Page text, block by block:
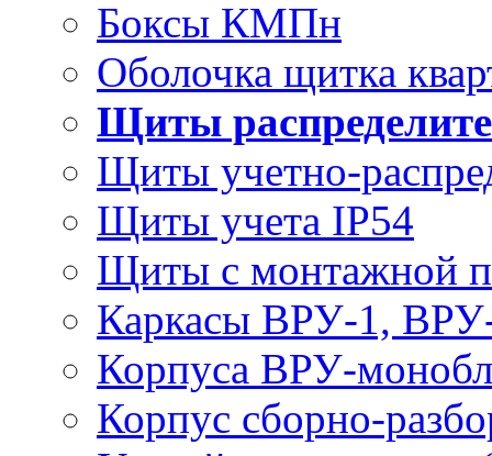
Боксы КМПн
Оболочка щитка
Щиты
Щиты учетно-
Щиты учета IP54
Щиты с монтажной
Каркасы ВРУ-1,
Корпуса ВРУ-
Корпус сборно-